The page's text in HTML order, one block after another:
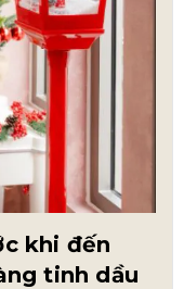
khi đến
tinh dầu